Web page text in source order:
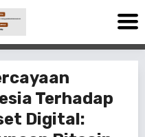
Terhadap
Digital: